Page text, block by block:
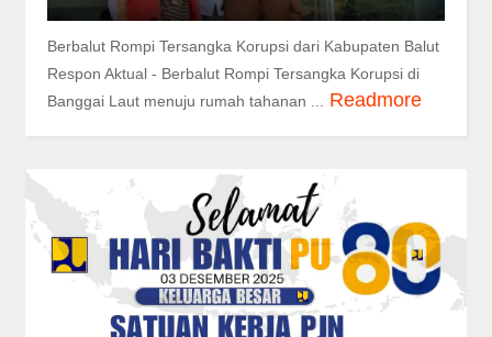
Berbalut Rompi Tersangka Korupsi dari Kabupaten Balut
Respon Aktual - Berbalut Rompi Tersangka Korupsi di
Banggai Laut menuju rumah tahanan ... Readmore